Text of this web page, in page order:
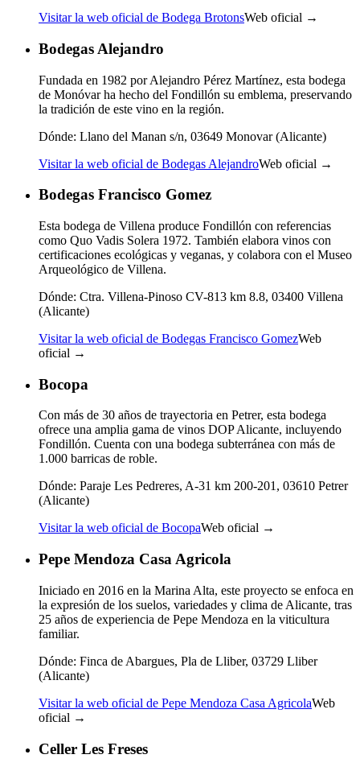
Visitar la web oficial de Bodega BrotonsWeb oficial →
Bodegas Alejandro
Fundada en 1982 por Alejandro Pérez Martínez, esta bodega
de Monóvar ha hecho del Fondillón su emblema, preservando
la tradición de este vino en la región.
Dónde: Llano del Manan s/n, 03649 Monovar (Alicante)
Visitar la web oficial de Bodegas AlejandroWeb oficial →
Bodegas Francisco Gomez
Esta bodega de Villena produce Fondillón con referencias
como Quo Vadis Solera 1972. También elabora vinos con
certificaciones ecológicas y veganas, y colabora con el Museo
Arqueológico de Villena.
Dónde: Ctra. Villena-Pinoso CV-813 km 8.8, 03400 Villena
(Alicante)
Visitar la web oficial de Bodegas Francisco GomezWeb
oficial →
Bocopa
Con más de 30 años de trayectoria en Petrer, esta bodega
ofrece una amplia gama de vinos DOP Alicante, incluyendo
Fondillón. Cuenta con una bodega subterránea con más de
1.000 barricas de roble.
Dónde: Paraje Les Pedreres, A-31 km 200-201, 03610 Petrer
(Alicante)
Visitar la web oficial de BocopaWeb oficial →
Pepe Mendoza Casa Agricola
Iniciado en 2016 en la Marina Alta, este proyecto se enfoca en
la expresión de los suelos, variedades y clima de Alicante, tras
25 años de experiencia de Pepe Mendoza en la viticultura
familiar.
Dónde: Finca de Abargues, Pla de Lliber, 03729 Lliber
(Alicante)
Visitar la web oficial de Pepe Mendoza Casa AgricolaWeb
oficial →
Celler Les Freses